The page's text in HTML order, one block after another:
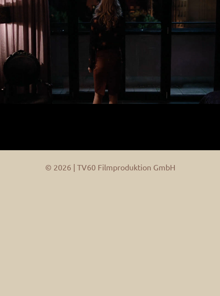
© 2026 | TV60 Filmproduktion GmbH